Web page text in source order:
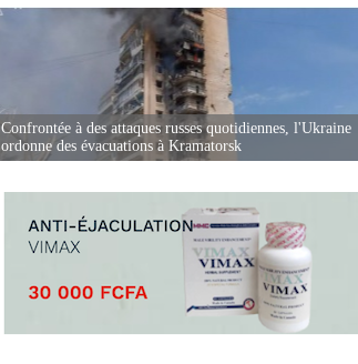
Confrontée à des attaques russes quotidiennes, l'Ukraine
ordonne des évacuations à Kramatorsk